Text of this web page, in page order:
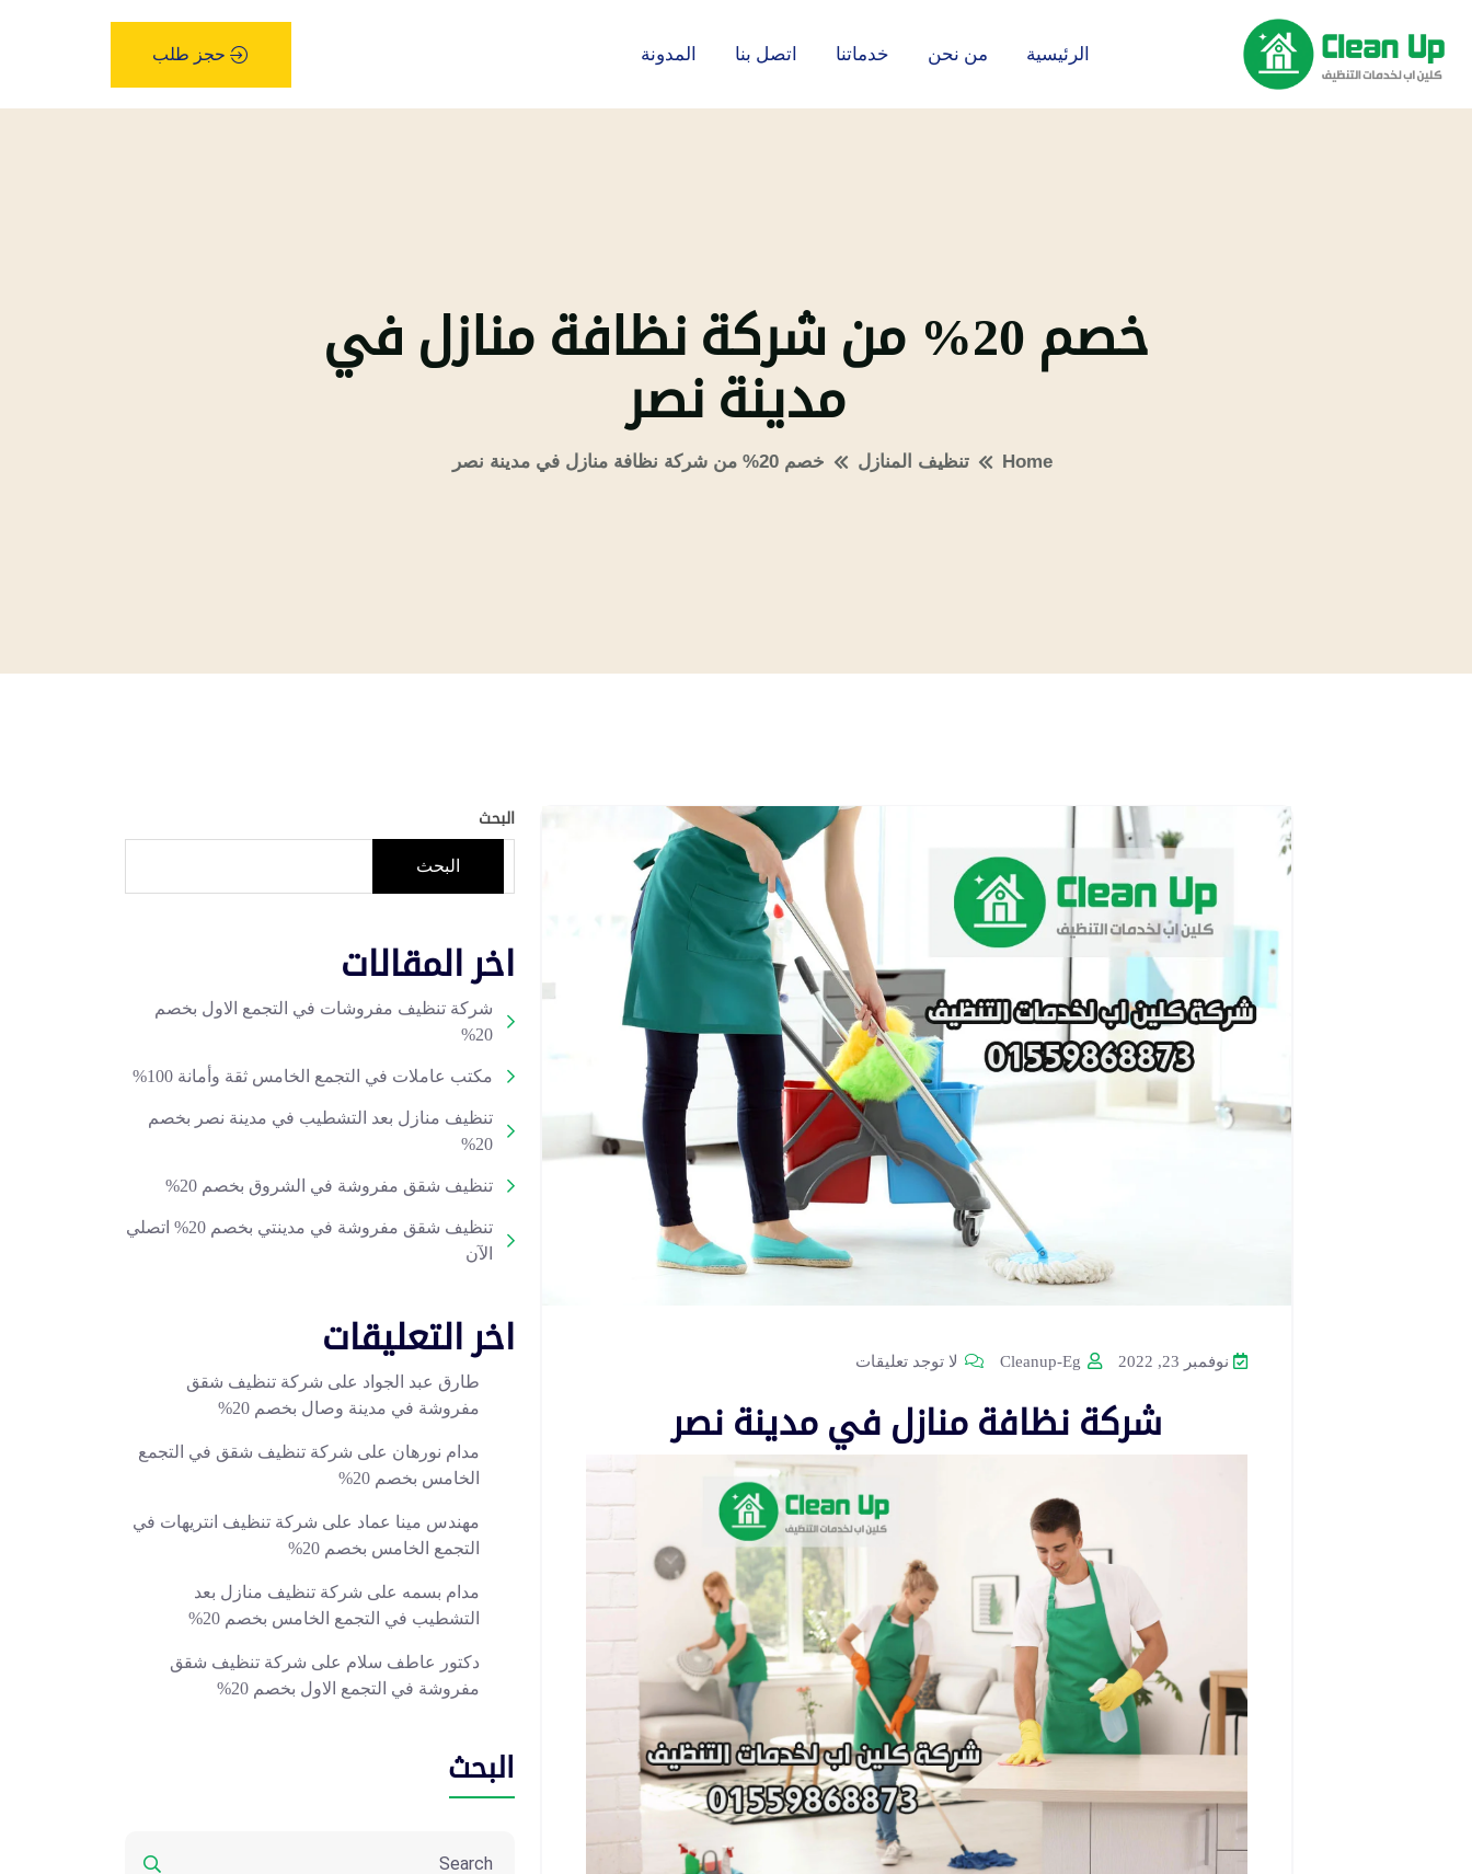
الرئيسية من نحن خدماتنا اتصل بنا المدونة حجز طلب
خصم 20% من شركة نظافة منازل في
مدينة نصر
Home تنظيف المنازل خصم 20% من شركة نظافة منازل في مدينة نصر
نوفمبر 23, 2022 لا توجد تعليقات
شركة نظافة منازل في مدينة نصر
البحث
البحث
اخر المقالات
شركة تنظيف مفروشات في التجمع الاول بخصم
20%
مكتب عاملات في التجمع الخامس ثقة وأمانة 100%
تنظيف منازل بعد التشطيب في مدينة نصر بخصم
20%
تنظيف شقق مفروشة في الشروق بخصم 20%
تنظيف شقق مفروشة في مدينتي بخصم 20% اتصلي
الآن
اخر التعليقات
طارق عبد الجواد على شركة تنظيف شقق
مفروشة في مدينة وصال بخصم 20%
مدام نورهان على شركة تنظيف شقق في التجمع
الخامس بخصم 20%
مهندس مينا عماد على شركة تنظيف انتريهات في
التجمع الخامس بخصم 20%
مدام بسمه على شركة تنظيف منازل بعد
التشطيب في التجمع الخامس بخصم 20%
دكتور عاطف سلام على شركة تنظيف شقق
مفروشة في التجمع الاول بخصم 20%
البحث